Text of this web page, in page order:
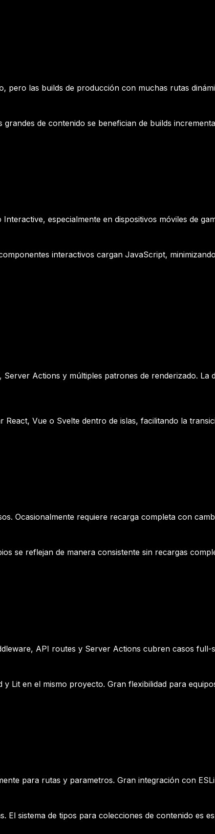
pero las builds de producción con muchas rutas
de contenido se benefician de builds
especialmente en dispositivos móviles de
interactivos cargan JavaScript,
Actions y múltiples patrones de renderizado. La
Vue o Svelte dentro de islas, facilitando la
Ocasionalmente requiere recarga completa con
se reflejan de manera consistente sin recargas
API routes y Server Actions cubren casos full-
Lit en el mismo proyecto. Gran flexibilidad para
para rutas y parametros. Gran integración con
sistema de tipos para colecciones de contenido es